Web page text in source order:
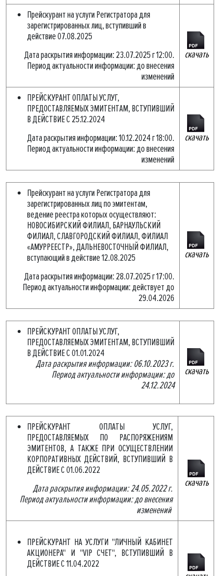
Прейскурант на услуги Регистратора для
зарегистрированных лиц, вступивший в
действие 07.08.2025
Дата раскрытия информации: 23.07.2025 г 12:00.
Период актуальности информации: до внесения
изменений
скачать
ПРЕЙСКУРАНТ ОПЛАТЫ УСЛУГ,
ПРЕДОСТАВЛЯЕМЫХ ЭМИТЕНТАМ, ВСТУПИВШИЙ
В ДЕЙСТВИЕ С 25.12.2024
Дата раскрытия информации: 10.12.2024 г 18:00.
Период актуальности информации: до внесения
изменений
скачать
Прейскурант на услуги Регистратора для
зарегистрированных лиц по эмитентам,
ведение реестра которых осуществляют:
НОВОСИБИРСКИЙ ФИЛИАЛ, БАРНАУЛЬСКИЙ
ФИЛИАЛ, СЛАВГОРОДСКИЙ ФИЛИАЛ, ФИЛИАЛ
«АМУРРЕЕСТР», ДАЛЬНЕВОСТОЧНЫЙ ФИЛИАЛ,
вступающий в действие 12.08.2025
Дата раскрытия информации: 28.07.2025 г 17:00.
Период актуальности информации: действует до
29.04.2026
скачать
ПРЕЙСКУРАНТ ОПЛАТЫ УСЛУГ,
ПРЕДОСТАВЛЯЕМЫХ ЭМИТЕНТАМ, ВСТУПИВШИЙ
В ДЕЙСТВИЕ С 01.01.2024
Дата раскрытия информации: 06.10.2023 г.
Период актуальности информации: до
24.12.2024
скачать
ПРЕЙСКУРАНТ ОПЛАТЫ УСЛУГ,
ПРЕДОСТАВЛЯЕМЫХ ПО РАСПОРЯЖЕНИЯМ
ЭМИТЕНТОВ, А ТАКЖЕ ПРИ ОСУЩЕСТВЛЕНИИ
КОРПОРАТИВНЫХ ДЕЙСТВИЙ, ВСТУПИВШИЙ В
ДЕЙСТВИЕ С 01.06.2022
Дата раскрытия информации: 24.05.2022 г.
Период актуальности информации: до внесения
изменений
скачать
ПРЕЙСКУРАНТ НА УСЛУГИ "ЛИЧНЫЙ КАБИНЕТ
АКЦИОНЕРА" И "VIP СЧЕТ", ВСТУПИВШИЙ В
ДЕЙСТВИЕ С 11.04.2022